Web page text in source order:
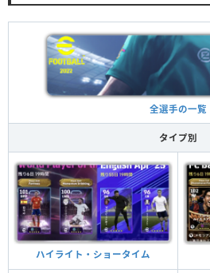
全選手の一覧
タイプ別
ハイライト・ショータイム